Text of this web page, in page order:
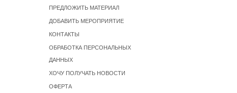
ПРЕДЛОЖИТЬ МАТЕРИАЛ
ДОБАВИТЬ МЕРОПРИЯТИЕ
КОНТАКТЫ
ОБРАБОТКА ПЕРСОНАЛЬНЫХ
ДАННЫХ
ХОЧУ ПОЛУЧАТЬ НОВОСТИ
ОФЕРТА